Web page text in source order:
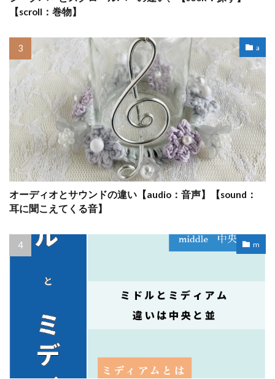
【scroll：巻物】
a
オーディオとサウンドの違い【audio：音声】【sound：
耳に聞こえてくる音】
m